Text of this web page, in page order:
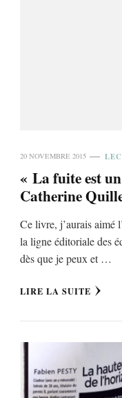
20 NOVEMBRE 2015
« La fuite est
Catherine
Ce livre, j’aurais aimé
la ligne éditoriale des
dès que je peux et …
LIRE LA SUITE